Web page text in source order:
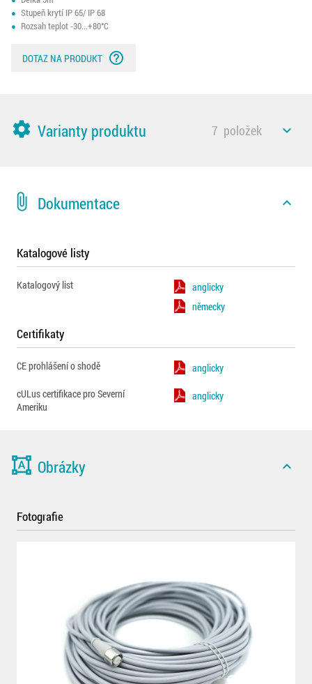
Stupeň krytí IP 65/ IP 68
Rozsah teplot -30...+80°C
DOTAZ NA PRODUKT help_outline
settings Varianty produktu 7 položek expand_less
attach_file Dokumentace expand_less
Katalogové listy
Katalogový list
anglicky
německy
Certifikaty
CE prohlášení o shodě
anglicky
cULus certifikace pro Severní
Ameriku
anglicky
format_shapes Obrázky expand_less
Fotografie